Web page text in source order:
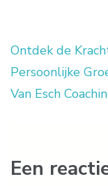
Ontdek de
Persoonlijke
Van Esch
Een